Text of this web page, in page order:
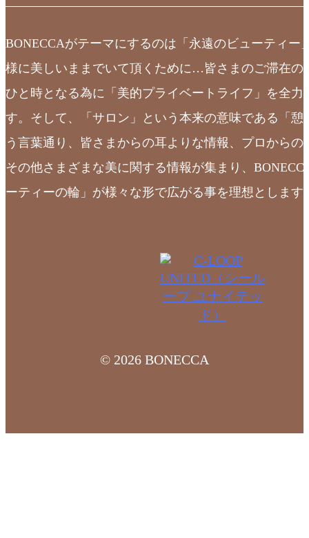
BONECCAがテーマにするのは「永遠のビューティー
様に美しいままでいて頂くために…皆さまのご滞在の
ひと時となる為に「美的プライベートライフ」を全力
す。そして、「サロン」という本来の意味である「憩
う言葉通り、皆さまからの耳よりな情報、プロからの
その他さまざまな美に関する情報が集まり、
ーティーの輪」が様々な形で広がる事を理想とします
© 2026 BONECCA